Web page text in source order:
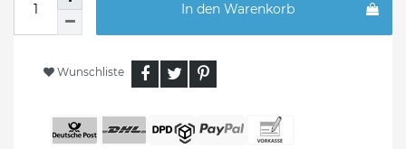
In den Warenkorb
Wunschliste